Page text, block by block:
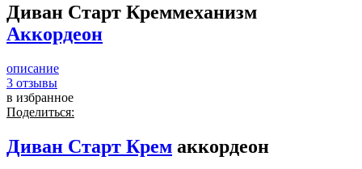
Диван Старт Креммеханизм
Аккордеон
описание
3 отзывы
в избранное
Поделиться:
Диван Старт Крем аккордеон